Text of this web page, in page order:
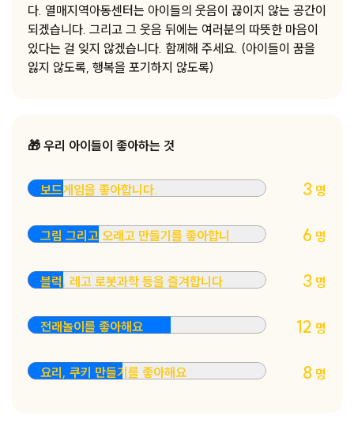
다. 열매지역아동센터는 아이들의 웃음이 끊이지 않는 공간이
되겠습니다. 그리고 그 웃음 뒤에는 여러분의 따뜻한 마음이
있다는 걸 잊지 않겠습니다. 함께해 주세요. (아이들이 꿈을
잃지 않도록, 행복을 포기하지 않도록)
🎁 우리 아이들이 좋아하는 것
보드게임을 좋아합니다. 3 명
그림 그리고 오래고 만들기를 좋아합니 6 명
블럭, 레고 로봇과학 등을 즐겨합니다 3 명
전래놀이를 좋아해요 12 명
요리, 쿠키 만들기를 좋아해요 8 명